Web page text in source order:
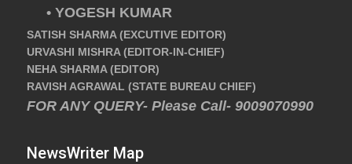
• YOGESH KUMAR
SATISH SHARMA (EXCUTIVE EDITOR)
URVASHI MISHRA (EDITOR-IN-CHIEF)
NEHA SHARMA (EDITOR)
RAVISH AGRAWAL (STATE BUREAU CHIEF)
FOR ANY QUERY- Please Call- 9009070990
NewsWriter Map